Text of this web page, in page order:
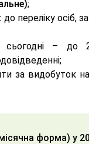
;
осіб,
– до
за видобуток
форма) у